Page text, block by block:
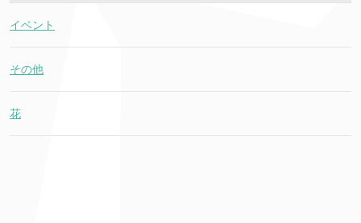
イベント
その他
花